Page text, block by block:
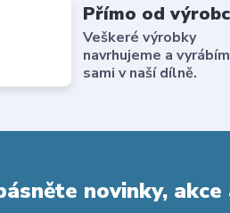
Přímo od
Veškeré výrobky
navrhujeme a
sami v naší dílně.
novinky, akce